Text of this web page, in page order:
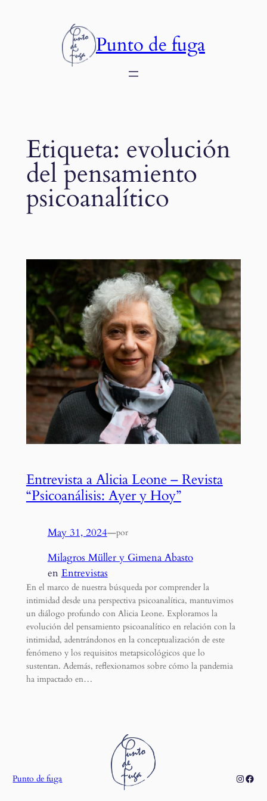
Punto de fuga
Etiqueta: evolución
del pensamiento
psicoanalítico
Entrevista a Alicia Leone – Revista
“Psicoanálisis: Ayer y Hoy”
May 31, 2024—por
Milagros Müller y Gimena Abasto
en Entrevistas
En el marco de nuestra búsqueda por comprender la
intimidad desde una perspectiva psicoanalítica, mantuvimos
un diálogo profundo con Alicia Leone. Exploramos la
evolución del pensamiento psicoanalítico en relación con la
intimidad, adentrándonos en la conceptualización de este
fenómeno y los requisitos metapsicológicos que lo
sustentan. Además, reflexionamos sobre cómo la pandemia
ha impactado en…
Punto de fuga